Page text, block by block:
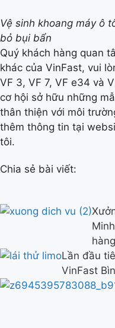
Vệ sinh khoang máy ô
bỏ bụi bẩn
Quý khách hàng quan
khác của VinFast, vui
VF 3, VF 7, VF e34 và
cơ hội sở hữu những
thân thiện với môi
thêm thông tin tại
tôi.
Chia sẻ bài viết:
hàng
Lần đầu
VinFast